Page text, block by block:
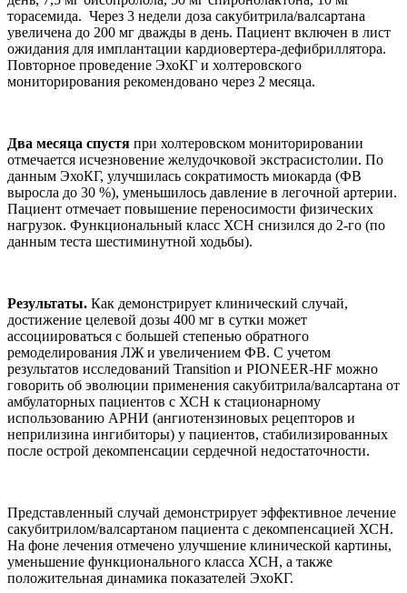
торасемида. Через 3 недели доза сакубитрила/валсартана
увеличена до 200 мг дважды в день. Пациент включен в лист
ожидания для имплантации кардиовертера-дефибриллятора.
Повторное проведение ЭхоКГ и холтеровского
мониторирования рекомендовано через 2 месяца.
Два месяца спустя при холтеровском мониторировании
отмечается исчезновение желудочковой экстрасистолии. По
данным ЭхоКГ, улучшилась сократимость миокарда (ФВ
выросла до 30 %), уменьшилось давление в легочной артерии.
Пациент отмечает повышение переносимости физических
нагрузок. Функциональный класс ХСН снизился до 2-го (по
данным теста шестиминутной ходьбы).
Результаты. Как демонстрирует клинический случай,
достижение целевой дозы 400 мг в сутки может
ассоциироваться с большей степенью обратного
ремоделирования ЛЖ и увеличением ФВ. С учетом
результатов исследований Transition и PIONEER-HF можно
говорить об эволюции применения сакубитрила/валсартана от
амбулаторных пациентов с ХСН к стационарному
использованию АРНИ (ангиотензиновых рецепторов и
неприлизина ингибиторы) у пациентов, стабилизированных
после острой декомпенсации сердечной недостаточности.
Представленный случай демонстрирует эффективное лечение
сакубитрилом/валсартаном пациента с декомпенсацией ХСН.
На фоне лечения отмечено улучшение клинической картины,
уменьшение функционального класса ХСН, а также
положительная динамика показателей ЭхоКГ.